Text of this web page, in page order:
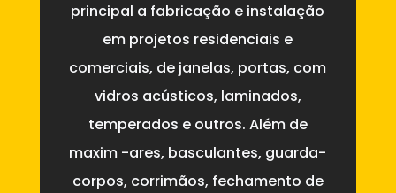
principal a fabricação e instalação
em projetos residenciais e
comerciais, de janelas, portas, com
vidros acústicos, laminados,
temperados e outros. Além de
maxim -ares, basculantes, guarda-
corpos, corrimãos, fechamento de